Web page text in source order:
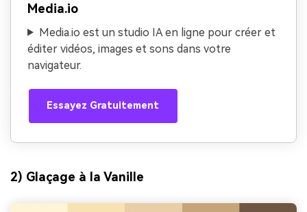
Media.io
Media.io est un studio IA en ligne pour créer et
éditer vidéos, images et sons dans votre
navigateur.
Essayez Gratuitement
2) Glaçage à la Vanille